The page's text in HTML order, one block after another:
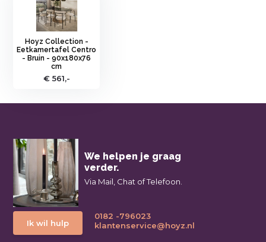
Hoyz Collection -
Eetkamertafel Centro
- Bruin - 90x180x76
cm
€ 561,-
We helpen je graag
verder.
Via Mail, Chat of Telefoon.
Ik wil hulp
0182 -796023
klantenservice@hoyz.nl